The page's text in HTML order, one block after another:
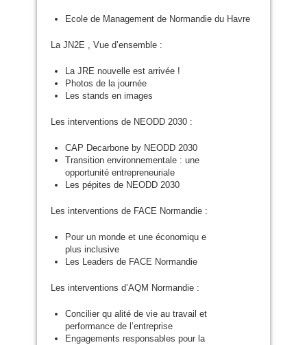
Ecole de Management de Normandie du Havre
La JN2E , Vue d’ensemble :
La JRE nouvelle est arrivée !
Photos de la journée
Les stands en images
Les interventions de NEODD 2030 :
CAP Decarbone by NEODD2030
Transition environnementale : une
opportunité entrepreneuriale
Les pépites de NEODD2030
Les interventions de FACE Normandie :
Pour un monde et une économiqu e
plus inclusive
Les Leaders de FACE Normandie
Les interventions d’AQM Normandie :
Concilier qu alité de vie au travail et
performance de l’entreprise
Engagements responsables pour la